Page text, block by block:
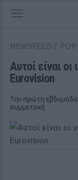
Αυτοί είναι
Eurovision
Tην πρώτη εβδομάδα
συμμετοχή